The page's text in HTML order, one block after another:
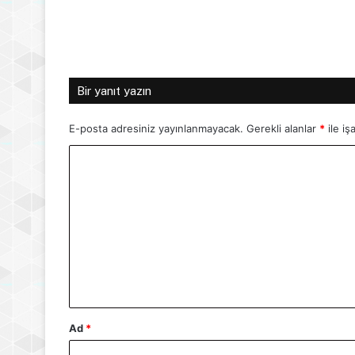
Bir yanıt yazın
E-posta adresiniz yayınlanmayacak. Gerekli alanlar * ile
Ad *